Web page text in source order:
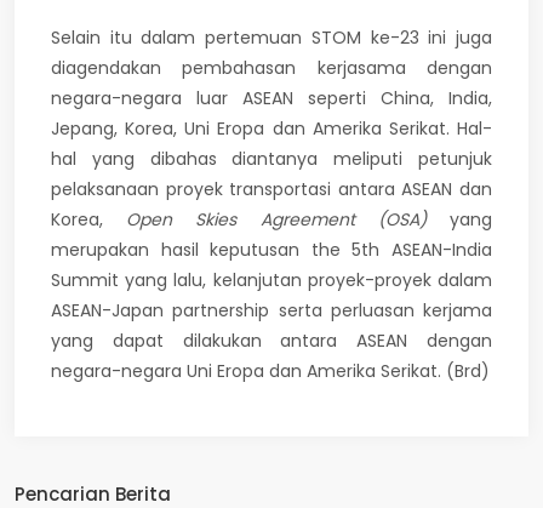
Selain itu dalam pertemuan STOM ke-23 ini juga
diagendakan pembahasan kerjasama dengan
negara-negara luar ASEAN seperti China, India,
Jepang, Korea, Uni Eropa dan Amerika Serikat. Hal-
hal yang dibahas diantanya meliputi petunjuk
pelaksanaan proyek transportasi antara ASEAN dan
Korea, Open Skies Agreement (OSA)yang
merupakan hasil keputusan the 5th ASEAN-India
Summit yang lalu, kelanjutan proyek-proyek dalam
ASEAN-Japan partnership serta perluasan kerjama
yang dapat dilakukan antara ASEAN dengan
negara-negara Uni Eropa dan Amerika Serikat. (Brd)
Pencarian Berita